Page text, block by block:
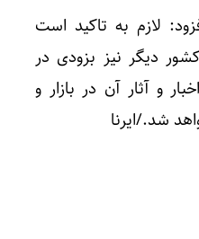
لازم به تاکید است
دیگر نیز بزودی در
و آثار آن در بازار و
شد./ایرنا